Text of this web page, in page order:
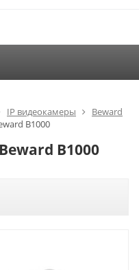
IP видеокамеры
Beward
B1000
B1000